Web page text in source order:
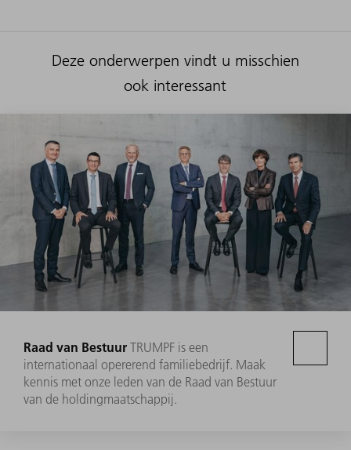
Deze onderwerpen vindt u misschien
ook interessant
Raad van Bestuur TRUMPF is een
internationaal opererend familiebedrijf. Maak
kennis met onze leden van de Raad van Bestuur
van de holdingmaatschappij.